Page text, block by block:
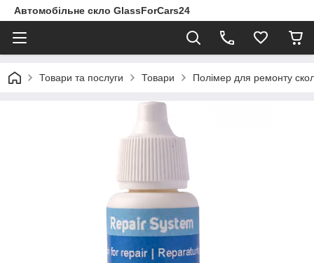
Автомобільне скло GlassForCars24
Товари та послуги Товари Полімер для ремонту